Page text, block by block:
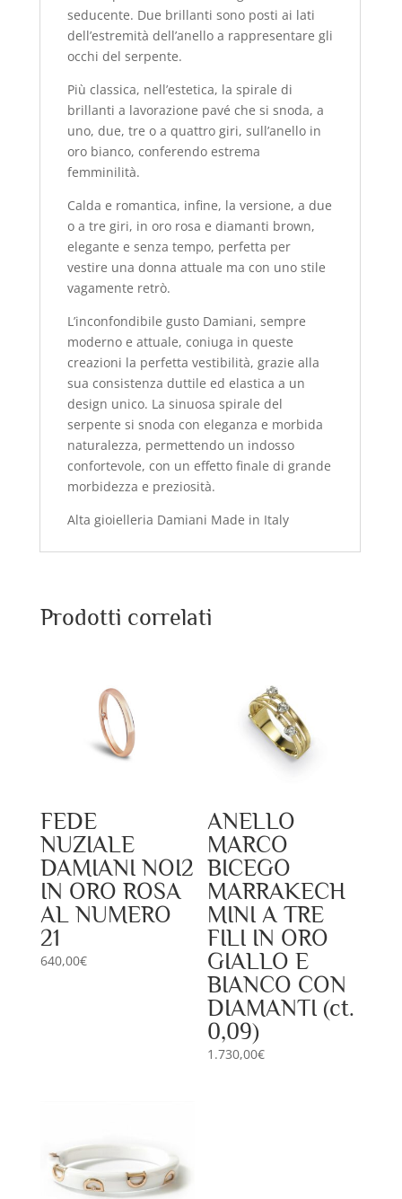
seducente. Due brillanti sono posti ai lati
dell’estremità dell’anello a rappresentare gli
occhi del serpente.
Più classica, nell’estetica, la spirale di
brillanti a lavorazione pavé che si snoda, a
uno, due, tre o a quattro giri, sull’anello in
oro bianco, conferendo estrema
femminilità.
Calda e romantica, infine, la versione, a due
o a tre giri, in oro rosa e diamanti brown,
elegante e senza tempo, perfetta per
vestire una donna attuale ma con uno stile
vagamente retrò.
L’inconfondibile gusto Damiani, sempre
moderno e attuale, coniuga in queste
creazioni la perfetta vestibilità, grazie alla
sua consistenza duttile ed elastica a un
design unico. La sinuosa spirale del
serpente si snoda con eleganza e morbida
naturalezza, permettendo un indosso
confortevole, con un effetto finale di grande
morbidezza e preziosità.
Alta gioielleria Damiani Made in Italy
Prodotti correlati
FEDE
NUZIALE
DAMIANI NOI2
IN ORO ROSA
AL NUMERO
21
640,00€
ANELLO
MARCO
BICEGO
MARRAKECH
MINI A TRE
FILI IN ORO
GIALLO E
BIANCO CON
DIAMANTI (ct.
0,09)
1.730,00€